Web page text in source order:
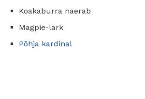
Koakaburra naerab
Magpie-lark
Põhja kardinal